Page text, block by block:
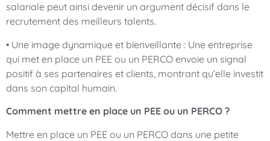
salariale peut ainsi devenir un argument décisif dans le
recrutement des meilleurs talents.
• Une image dynamique et bienveillante : Une entreprise
qui met en place un PEE ou un PERCO envoie un signal
positif à ses partenaires et clients, montrant qu’elle investit
dans son capital humain.
Comment mettre en place un PEE ou un PERCO ?
Mettre en place un PEE ou un PERCO dans une petite